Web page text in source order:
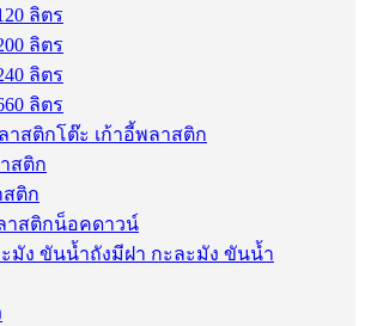
ลิตร
ลิตร
ลิตร
ลิตร
โต๊ะ เก้าอี้พลาสติก
สติก
ติก
าสติกน็อคดาวน์
ถังมีฝา กะละมัง ขันน้ำ